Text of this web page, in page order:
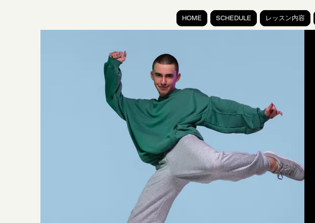
HOME SCHEDULE レッスン内容